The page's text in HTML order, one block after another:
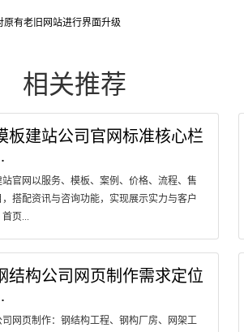
原有老旧网站进行界面升级
相关推荐
板建站公司官网标准核心栏
官网以服务、模板、案例、价格、流程、售
搭配资讯与咨询功能，实现展示实力与客户
页...
结构公司网页制作需求定位
网页制作：钢结构工程、钢构厂房、网架工